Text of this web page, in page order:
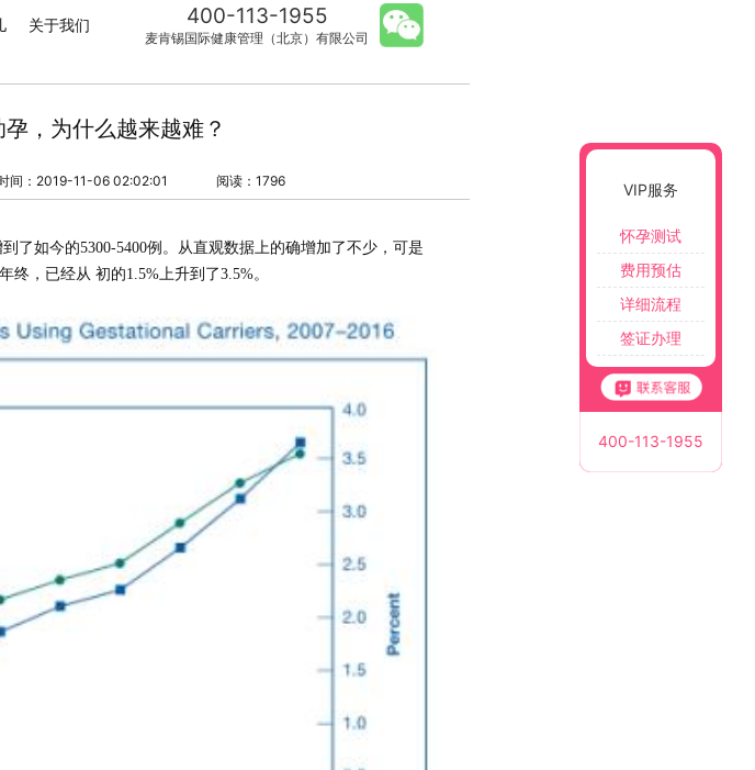
关于我们 400-113-1955
麦肯锡国际健康管理（北京）有限公司
，为什么越来越难？
间：2019-11-06 02:02:01 阅读：1796
了如今的5300-5400例。从直观数据上的确增加了不少，可是
终，已经从 初的1.5%上升到了3.5%。
VIP服务
怀孕测试
费用预估
详细流程
签证办理
400-113-1955